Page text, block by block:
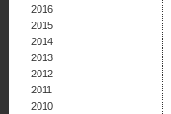
2016
2015
2014
2013
2012
2011
2010